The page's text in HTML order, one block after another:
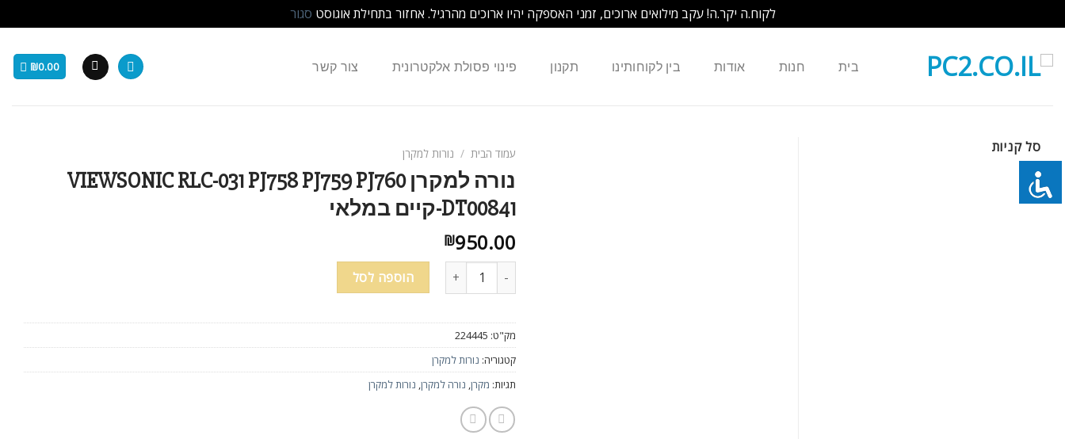
לקוח.ה יקר.ה! עקב מילואים ארוכים, זמני האספקה יהיו ארוכים מהרגיל. אחזור בתחילת אוגוסט סגור
content
בית חנות אודות בין לקוחותינו תקנון פינוי פסולת אלקטרונית צור קשר ₪0.00
סל קניות עמוד הבית / נורות למקרן
נורה למקרן VIEWSONIC RLC-031 PJ758 PJ759 PJ760
DT00841-קיים במלאי
₪950.00
כמות של נורה למקרן VIEWSONIC RLC-031 PJ758 PJ759 PJ760 DT00841-קיים במלאי הוספה לסל
מק"ט: 224445
קטגוריה: נורות למקרן
תגיות: מקרן, נורה למקרן, נורות למקרן